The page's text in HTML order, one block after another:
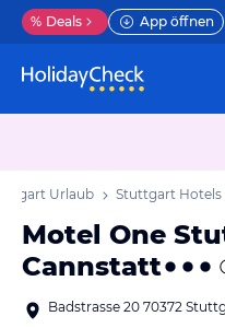
% Deals App öffnen
Urlaub Stuttgart Hotels
Motel One
Cannstatt
Badstrasse 20 70372